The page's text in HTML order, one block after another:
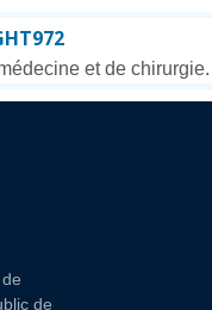
et de chirurgie.
de